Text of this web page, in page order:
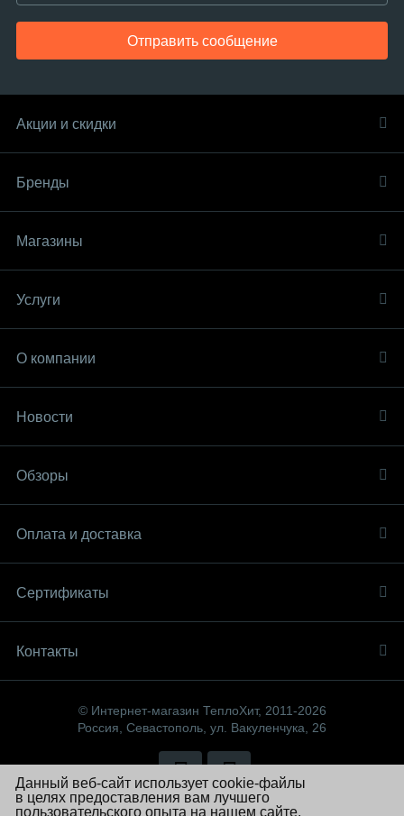
Отправить сообщение
Акции и скидки
Бренды
Магазины
Услуги
О компании
Новости
Обзоры
Оплата и доставка
Сертификаты
Контакты
© Интернет-магазин ТеплоХит, 2011-2026
Россия, Севастополь, ул. Вакуленчука, 26
Политика компании в отношении обработки персональных данных
Данный веб-сайт использует cookie-файлы
в целях предоставления вам лучшего
пользовательского опыта на нашем сайте.